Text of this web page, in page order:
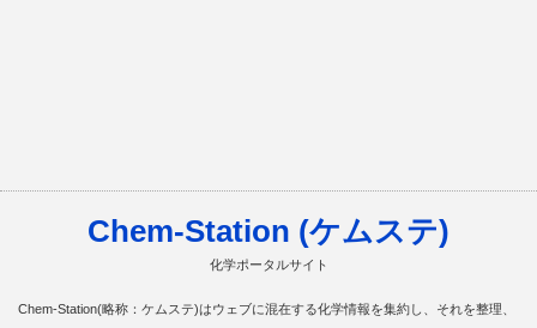
Chem-Station (ケムステ)
化学ポータルサイト
Chem-Station(略称：ケムステ)はウェブに混在する化学情報を集約し、それを整理、